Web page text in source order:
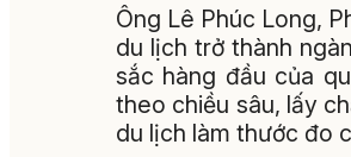
Ông Lê Phúc Long,
du lịch trở thành
sắc hàng đầu của
theo chiều sâu, lấy
du lịch làm thước đo